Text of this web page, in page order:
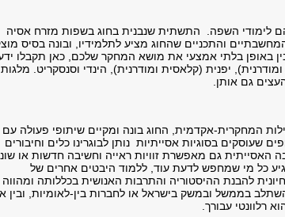
הם לימודי השפה. התשתית שנבנית בחוג בשפות מזרח אסיה
והתכניים שהחוג מציע לתלמידיו, ובונה בסיס
באופן בלתי אמצעי את מושא המחקר שלכם, כאן תקבלו
יפנית (קלאסית ומודרנית), הינדי וסנסקריט. מלגות
גם אותן.
המחקרית-אקדמית, החוג בונה ומקיים שיתופי פעולה עם
שעוסקים בסוגיות אסייתיות נותן לבוגרינו כלים וחיבורים
גם מאפשרת זוויות ראייה וחשיבה חדשות או
כל מי שמחפש לדעת עוד, ללמוד היבטים אחרים של
להבנת ההיסטוריה והתרבות האנושית בכללותה ומהווה
בממשל ובמשק בישראל או לחברות בין-לאומיות, ובין
רלוונטי עבורך.